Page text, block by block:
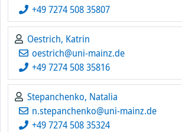
+49 7274 508 35807
Oestrich, Katrin
oestrich@uni-mainz.de
+49 7274 508 35816
Stepanchenko, Natalia
n.stepanchenko@uni-mainz.de
+49 7274 508 35324